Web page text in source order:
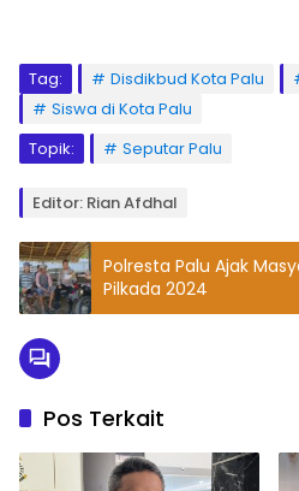
Tag: Disdikbud Kota Palu
Siswa di Kota Palu
Topik:
Seputar Palu
Editor: Rian Afdhal
Polresta Palu Ajak
Pilkada 2024
Pos Terkait